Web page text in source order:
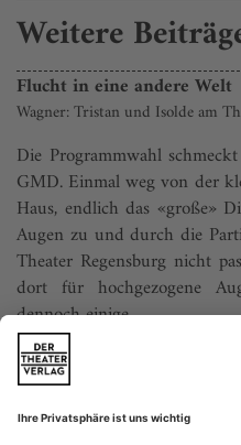
Weitere
Flucht in eine andere Welt
Wagner: Tristan und Isolde am
Die Programmwahl
GMD. Einmal weg von der
Haus, endlich das «große»
Augen zu und durch die
Theater Regensburg nicht
dort für hochgezogene
dennoch einige...
Rote Suppe
Orff: Trionfi an der Staatsoper